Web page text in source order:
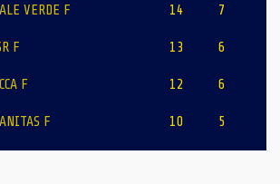
VERDE F 14 7
F 13 6
F 12 6
F 10 5